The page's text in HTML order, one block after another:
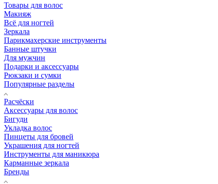
Товары для волос
Макияж
Всё для ногтей
Зеркала
Парикмахерские инструменты
Банные штучки
Для мужчин
Подарки и аксессуары
Рюкзаки и сумки
Популярные разделы
Расчёски
Аксессуары для волос
Бигуди
Укладка волос
Пинцеты для бровей
Украшения для ногтей
Инструменты для маникюра
Карманные зеркала
Бренды